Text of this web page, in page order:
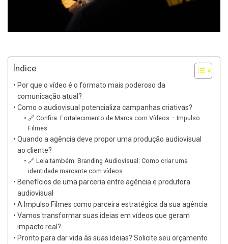
Índice
Por que o vídeo é o formato mais poderoso da
comunicação atual?
Como o audiovisual potencializa campanhas criativas?
🔗 Confira: Fortalecimento de Marca com Vídeos – Impulso
Filmes
Quando a agência deve propor uma produção audiovisual
ao cliente?
🔗 Leia também: Branding Audiovisual: Como criar uma
identidade marcante com vídeos
Benefícios de uma parceria entre agência e produtora
audiovisual
A Impulso Filmes como parceira estratégica da sua agência
Vamos transformar suas ideias em vídeos que geram
impacto real?
Pronto para dar vida às suas ideias? Solicite seu orçamento